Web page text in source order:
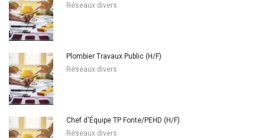
Réseaux divers
Plombier Travaux Public (H/F)
Réseaux divers
Chef d'Équipe TP Fonte/PEHD (H/F)
Réseaux divers